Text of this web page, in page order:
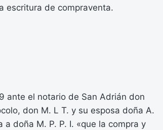
escritura de compraventa.
ante el notario de San Adrián don
don M. L T. y su esposa doña A.
doña M. P. P. I. «que la compra y